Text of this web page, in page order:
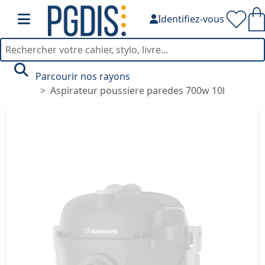
Identifiez-vous
Parcourir nos rayons
Aspirateur poussiere paredes 700w 10l